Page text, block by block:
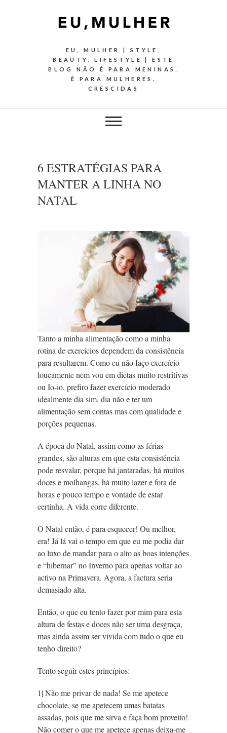
EU, MULHER | STYLE,
BEAUTY, LIFESTYLE | ESTE
BLOG NÃO É PARA MENINAS,
É PARA MULHERES.
CRESCIDAS
6 ESTRATÉGIAS PARA
MANTER A LINHA NO
NATAL
Tanto a minha alimentação como a minha
rotina de exercícios dependem da consistência
para resultarem. Como eu não faço exercício
loucamente nem vou em dietas muito restritivas
ou Io-io, prefiro fazer exercício moderado
idealmente dia sim, dia não e ter um
alimentação sem contas mas com qualidade e
porções pequenas.
A época do Natal, assim como as férias
grandes, são alturas em que esta consistência
pode resvalar, porque há jantaradas, há muitos
doces e molhangas, há muito lazer e fora de
horas e pouco tempo e vontade de estar
certinha. A vida corre diferente.
O Natal então, é para esquecer! Ou melhor,
era! Já lá vai o tempo em que eu me podia dar
ao luxo de mandar para o alto as boas intenções
e “hibernar” no Inverno para apenas voltar ao
activo na Primavera. Agora, a factura seria
demasiado alta.
Então, o que eu tento fazer por mim para esta
altura de festas e doces não ser uma desgraça,
mas ainda assim ser vivida com tudo o que eu
tenho direito?
Tento seguir estes princípios:
1| Não me privar de nada! Se me apetece
chocolate, se me apetecem umas batatas
assadas, pois que me sirva e faça bom proveito!
Não comer o que me apetece apenas deixa-me